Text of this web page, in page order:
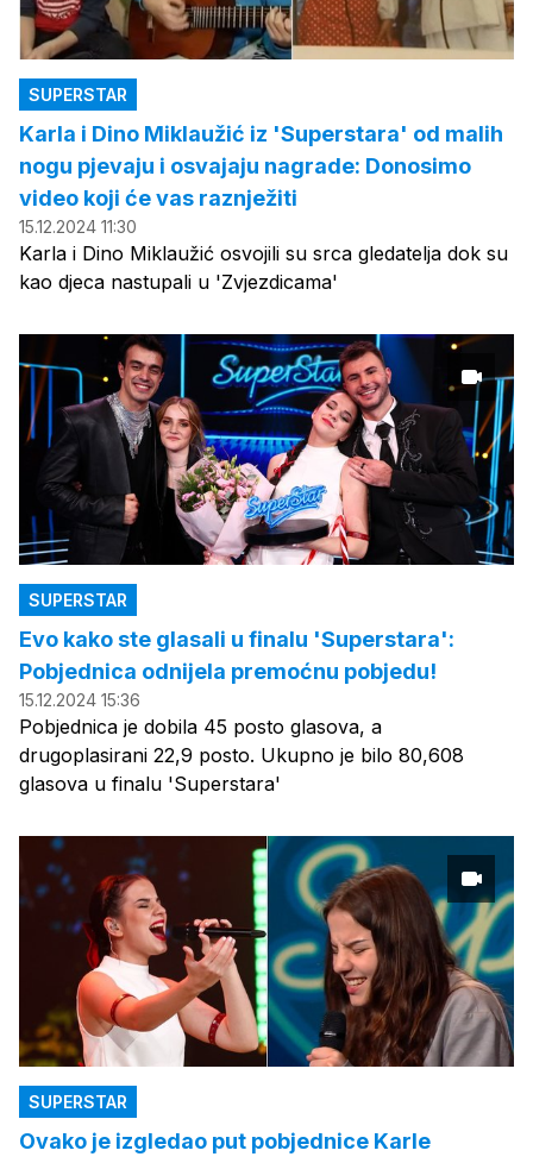
SUPERSTAR
Karla i Dino Miklaužić iz 'Superstara' od malih
nogu pjevaju i osvajaju nagrade: Donosimo
video koji će vas raznježiti
15.12.2024 11:30
Karla i Dino Miklaužić osvojili su srca gledatelja dok su
kao djeca nastupali u 'Zvjezdicama'
SUPERSTAR
Evo kako ste glasali u finalu 'Superstara':
Pobjednica odnijela premoćnu pobjedu!
15.12.2024 15:36
Pobjednica je dobila 45 posto glasova, a
drugoplasirani 22,9 posto. Ukupno je bilo 80,608
glasova u finalu 'Superstara'
SUPERSTAR
Ovako je izgledao put pobjednice Karle